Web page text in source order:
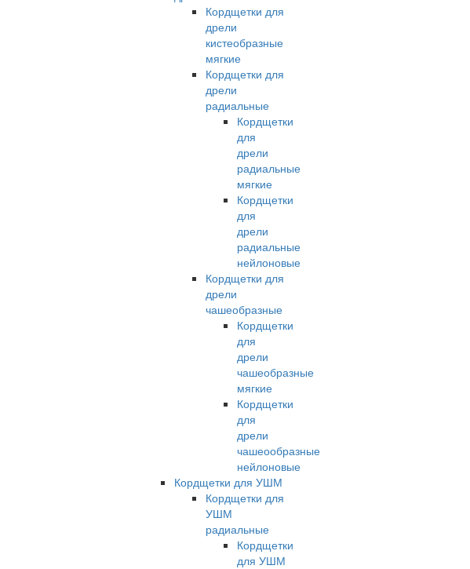
Кордщетки для
дрели
кистеобразные
мягкие
Кордщетки для
дрели
радиальные
Кордщетки
для
дрели
радиальные
мягкие
Кордщетки
для
дрели
радиальные
нейлоновые
Кордщетки для
дрели
чашеобразные
Кордщетки
для
дрели
чашеобразные
мягкие
Кордщетки
для
дрели
чашеообразные
нейлоновые
Кордщетки для УШМ
Кордщетки для
УШМ
радиальные
Кордщетки
для УШМ